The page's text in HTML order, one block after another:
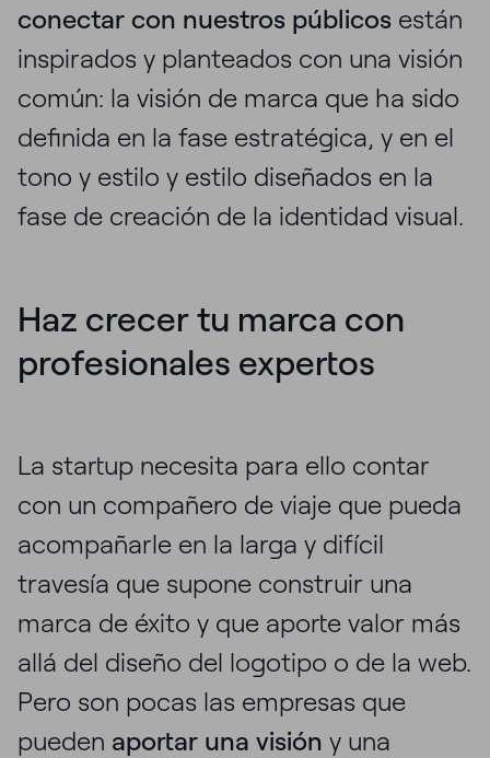
conectar con nuestros públicos están
inspirados y planteados con una visión
común: la visión de marca que ha sido
definida en la fase estratégica, y en el
tono y estilo y estilo diseñados en la
fase de creación de la identidad visual.
Haz crecer tu marca con
profesionales expertos
La startup necesita para ello contar
con un compañero de viaje que pueda
acompañarle en la larga y difícil
travesía que supone construir una
marca de éxito y que aporte valor más
allá del diseño del logotipo o de la web.
Pero son pocas las empresas que
pueden aportar una visión y una